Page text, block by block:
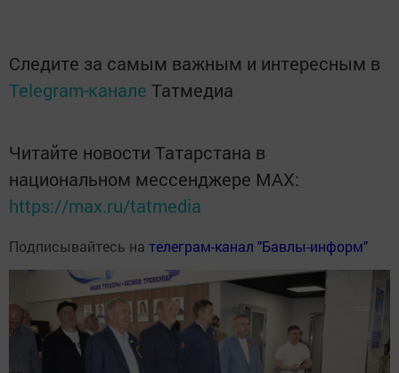
Следите за самым важным и интересным в
Telegram-канале Татмедиа
Читайте новости Татарстана в
национальном мессенджере MАХ:
https://max.ru/tatmedia
Подписывайтесь на телеграм-канал "Бавлы-информ"